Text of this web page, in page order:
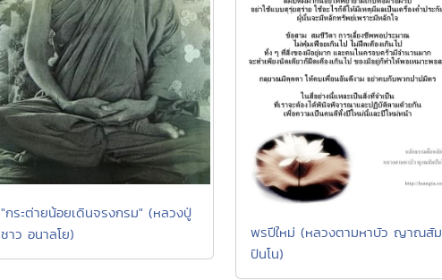
"กระต่ายน้อยเดินจรงกรม" (หลวงปู่
ชาว อนาลโย)
พรปีใหม่ (หลวงตามหาบัว ญาณสัม
ปันโน)